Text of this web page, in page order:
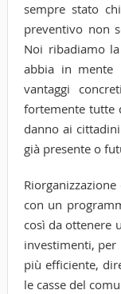
sempre stato
preventivo non
Noi ribadiamo
abbia in mente
vantaggi
fortemente tutte
danno ai
già presente o
con un
così da ottenere
investimenti, per
più efficiente,
le casse del